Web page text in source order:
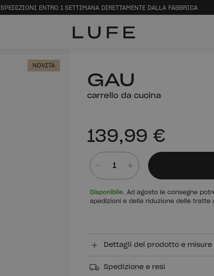
SPEDIZIONI ENTRO 1 SETTIMANA DIRETTAMENTE DALLA FABBRICA
NOVITÀ
GAU
carrello da cucina
139,99 €
Disponibile. Ad agosto le consegne
spedizioni e della riduzione delle tratte
Dettagli del prodotto e misure
Spedizione e resi